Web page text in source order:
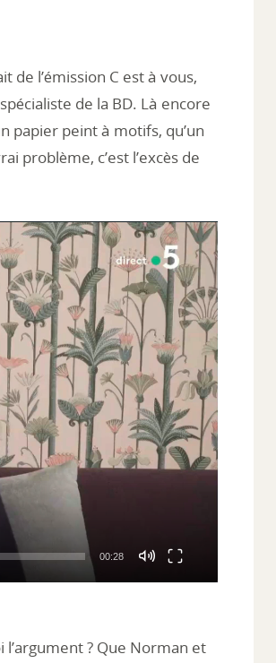
l’émission C est à vous,
de la BD. Là encore
papier peint à motifs, qu’un
problème, c’est l’excès de
00:28
? Que Norman et